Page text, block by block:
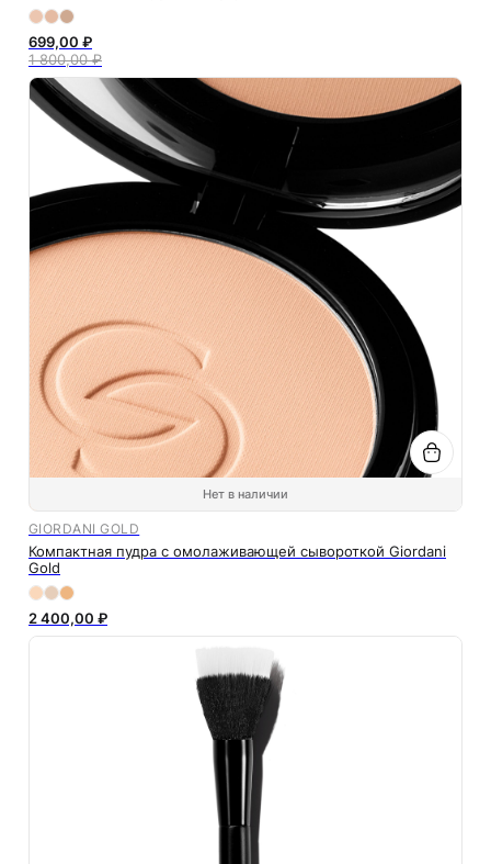
699,00 ₽
1 800,00 ₽
Нет в наличии
GIORDANI GOLD
Компактная пудра с омолаживающей сывороткой Giordani
Gold
2 400,00 ₽